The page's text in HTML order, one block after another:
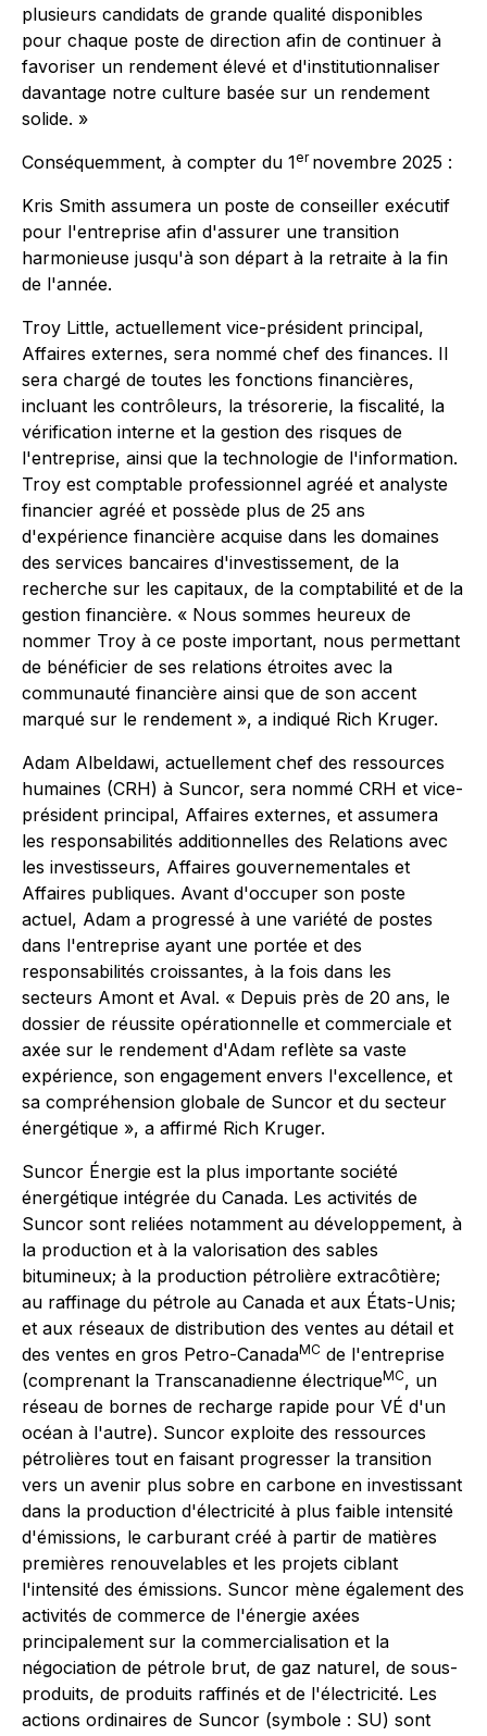
plusieurs candidats de grande qualité disponibles
pour chaque poste de direction afin de continuer à
favoriser un rendement élevé et d'institutionnaliser
davantage notre culture basée sur un rendement
solide. »
Conséquemment, à compter du 1er novembre 2025 :
Kris Smith assumera un poste de conseiller exécutif
pour l'entreprise afin d'assurer une transition
harmonieuse jusqu'à son départ à la retraite à la fin
de l'année.
Troy Little, actuellement vice-président principal,
Affaires externes, sera nommé chef des finances. Il
sera chargé de toutes les fonctions financières,
incluant les contrôleurs, la trésorerie, la fiscalité, la
vérification interne et la gestion des risques de
l'entreprise, ainsi que la technologie de l'information.
Troy est comptable professionnel agréé et analyste
financier agréé et possède plus de 25 ans
d'expérience financière acquise dans les domaines
des services bancaires d'investissement, de la
recherche sur les capitaux, de la comptabilité et de la
gestion financière. « Nous sommes heureux de
nommer Troy à ce poste important, nous permettant
de bénéficier de ses relations étroites avec la
communauté financière ainsi que de son accent
marqué sur le rendement », a indiqué Rich Kruger.
Adam Albeldawi, actuellement chef des ressources
humaines (CRH) à Suncor, sera nommé CRH et vice-
président principal, Affaires externes, et assumera
les responsabilités additionnelles des Relations avec
les investisseurs, Affaires gouvernementales et
Affaires publiques. Avant d'occuper son poste
actuel, Adam a progressé à une variété de postes
dans l'entreprise ayant une portée et des
responsabilités croissantes, à la fois dans les
secteurs Amont et Aval. « Depuis près de 20 ans, le
dossier de réussite opérationnelle et commerciale et
axée sur le rendement d'Adam reflète sa vaste
expérience, son engagement envers l'excellence, et
sa compréhension globale de Suncor et du secteur
énergétique », a affirmé Rich Kruger.
Suncor Énergie est la plus importante société
énergétique intégrée du Canada. Les activités de
Suncor sont reliées notamment au développement, à
la production et à la valorisation des sables
bitumineux; à la production pétrolière extracôtière;
au raffinage du pétrole au Canada et aux États-Unis;
et aux réseaux de distribution des ventes au détail et
des ventes en gros Petro-CanadaMC de l'entreprise
(comprenant la Transcanadienne électriqueMC, un
réseau de bornes de recharge rapide pour VÉ d'un
océan à l'autre). Suncor exploite des ressources
pétrolières tout en faisant progresser la transition
vers un avenir plus sobre en carbone en investissant
dans la production d'électricité à plus faible intensité
d'émissions, le carburant créé à partir de matières
premières renouvelables et les projets ciblant
l'intensité des émissions. Suncor mène également des
activités de commerce de l'énergie axées
principalement sur la commercialisation et la
négociation de pétrole brut, de gaz naturel, de sous-
produits, de produits raffinés et de l'électricité. Les
actions ordinaires de Suncor (symbole : SU) sont